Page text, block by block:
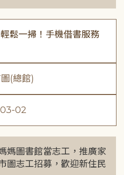
輕鬆一掃！手機借書服務
(總館)
02
媽圖書館當志工，推廣家
圖志工招募，歡迎新住民